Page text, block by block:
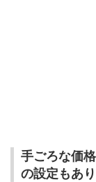
手ごろな価
の設定もあ